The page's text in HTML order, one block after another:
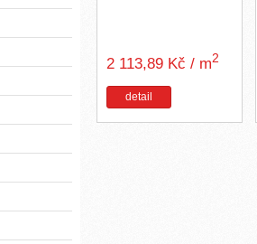
2 113,89 Kč / m2
detail